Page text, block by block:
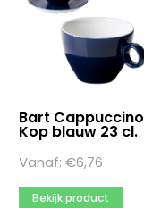
Bart Cappuccino
Kop blauw 23 cl.
Vanaf: €6,76
Bekijk product